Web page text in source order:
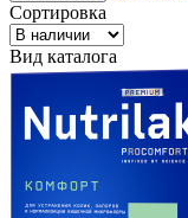
Сортировка
Вид каталога